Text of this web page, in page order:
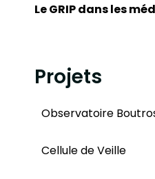
Le GRIP dans les
Projets
Observatoire
Cellule de Veille